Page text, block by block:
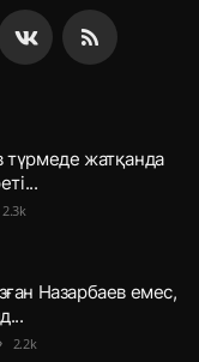
түрмеде жатқанда
2.3k
Назарбаев емес,
2.2k